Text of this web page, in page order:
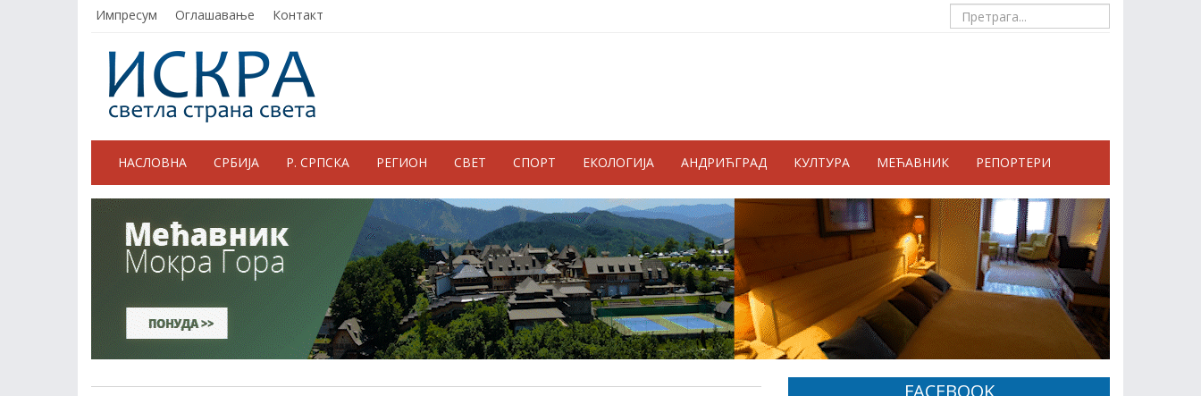
Импресум Оглашавање Контакт
НАСЛОВНА СРБИЈА Р. СРПСКА РЕГИОН СВЕТ СПОРТ ЕКОЛОГИЈА АНДРИЋГРАД КУЛТУРА МЕЋАВНИК РЕПОРТЕРИ
FACEBOOK